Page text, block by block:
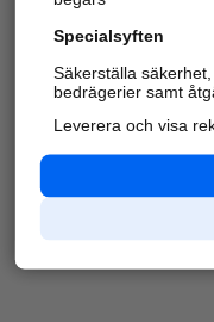
Specialsyften
Säkerställa
bedrägerier samt
Leverera och visa